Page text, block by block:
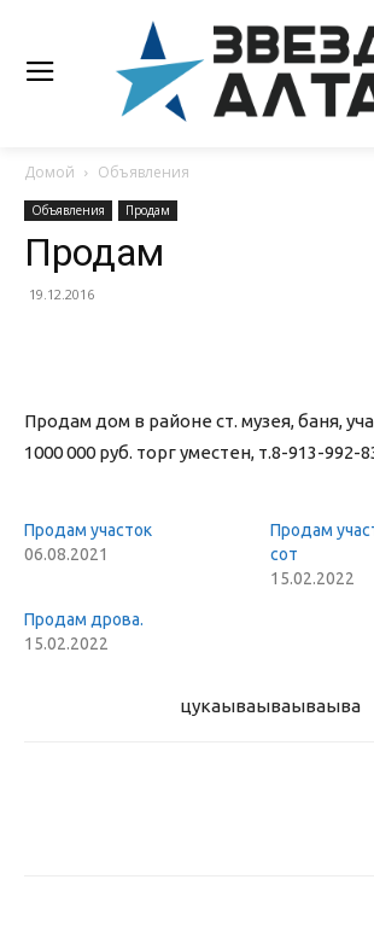
Домой Объявления
Объявления Продам
Продам
19.12.2016
Продам дом в районе ст. музея, баня,
1000 000 руб. торг уместен, т.8-913-992-
Продам участок
06.08.2021
Продам
сот
15.02.2022
Продам дрова.
15.02.2022
цукаываываываыва